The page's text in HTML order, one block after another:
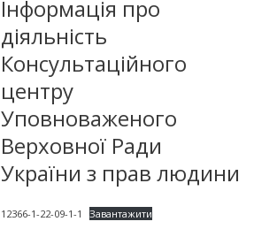
Інформація про
діяльність
Консультаційного
центру
Уповноваженого
Верховної Ради
України з прав людини
12366-1-22-09-1-1 Завантажити